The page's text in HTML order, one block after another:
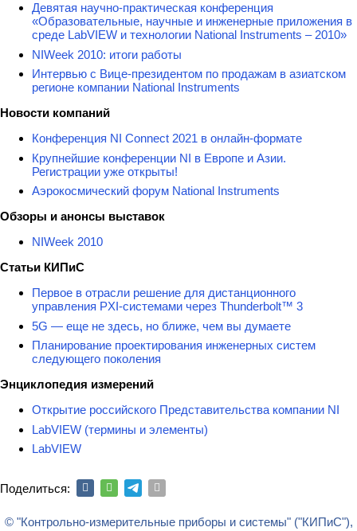
Девятая научно-практическая конференция
«Образовательные, научные и инженерные приложения в
среде LabVIEW и технологии National Instruments – 2010»
NIWeek 2010: итоги работы
Интервью с Вице-президентом по продажам в азиатском
регионе компании National Instruments
Новости компаний
Конференция NI Connect 2021 в онлайн-формате
Крупнейшие конференции NI в Европе и Азии.
Регистрации уже открыты!
Аэрокосмический форум National Instruments
Обзоры и анонсы выставок
NIWeek 2010
Статьи КИПиС
Первое в отрасли решение для дистанционного
управления PXI-системами через Thunderbolt™ 3
5G — еще не здесь, но ближе, чем вы думаете
Планирование проектирования инженерных систем
следующего поколения
Энциклопедия измерений
Открытие российского Представительства компании NI
LabVIEW (термины и элементы)
LabVIEW
Поделиться:
© "Контрольно-измерительные приборы и системы" ("КИПиС"),